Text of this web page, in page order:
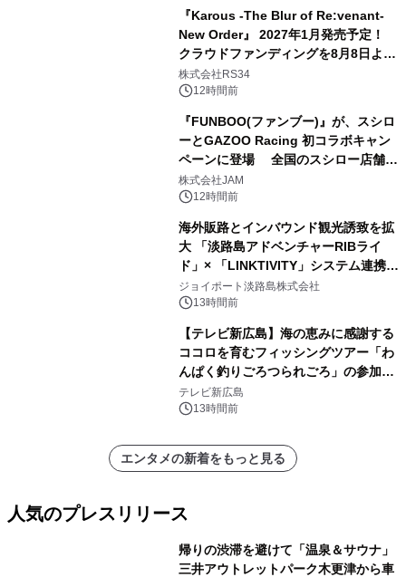
『Karous -The Blur of Re:venant-
New Order』 2027年1月発売予定！
クラウドファンディングを8月8日より
開始
株式会社RS34
12時間前
『FUNBOO(ファンブー)』が、スシロ
ーとGAZOO Racing 初コラボキャン
ペーンに登場 全国のスシロー店舗で
GR 4車種の FUNBOO(ミニカー)付き
メニューが展開されます
株式会社JAM
12時間前
海外販路とインバウンド観光誘致を拡
大 「淡路島アドベンチャーRIBライ
ド」× 「LINKTIVITY」システム連携を
開始！
ジョイポート淡路島株式会社
13時間前
【テレビ新広島】海の恵みに感謝する
ココロを育むフィッシングツアー「わ
んぱく釣りごろつられごろ」の参加小
学生を募集
テレビ新広島
13時間前
エンタメの新着をもっと見る
人気のプレスリリース
帰りの渋滞を避けて「温泉＆サウナ」
三井アウトレットパーク木更津から車